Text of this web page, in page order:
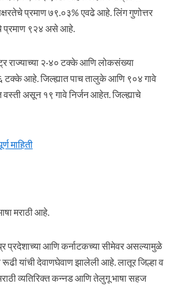
प्रमाण ७९.०३% एवढे आहे. लिंग गुणोत्तर
प्रमाण ९२४ असे आहे.
राज्याच्या २·४० टक्के आणि लोकसंख्या
टक्के आहे. जिल्ह्यात पाच तालुके आणि ९०४ गावे
असून १९ गावे निर्जन आहेत. जिल्ह्याचे
माहिती
मराठी आहे.
प्रदेशाच्या आणि कर्नाटकच्या सीमेवर असल्यामुळे
रूढी यांची देवाणघेवाण झालेली आहे. लातूर जिल्हा व
व्यतिरिक्त कन्नड आणि तेलुगू भाषा सहज